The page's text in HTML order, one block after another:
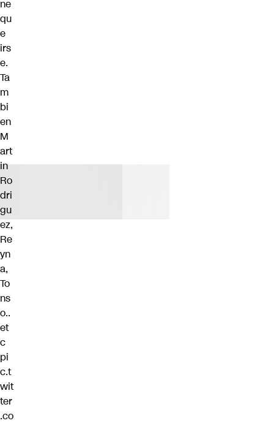
ne
qu
e
irs
e.
Ta
m
bi
en
M
art
in
Ro
dri
gu
ez,
Re
yn
a,
To
ns
o..
et
c
pi
c.t
wit
ter
.co